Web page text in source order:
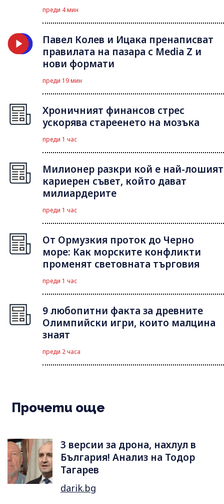
преди 4 мин
Павел Колев и Ицака пренаписват
правилата на пазара с Media Z и
нови формати
преди 19 мин
Хроничният финансов стрес
ускорява стареенето на мозъка
преди 1 час
Милионер разкри кой е най-лошият
кариерен съвет, който дават
милиардерите
преди 1 час
От Ормузкия проток до Черно
море: Как морските конфликти
променят световната търговия
преди 1 час
9 любопитни факта за древните
Олимпийски игри, които малцина
знаят
преди 2 часа
Прочети още
3 версии за дрона, нахлул в
България! Анализ на Тодор
Тагарев
darik.bg